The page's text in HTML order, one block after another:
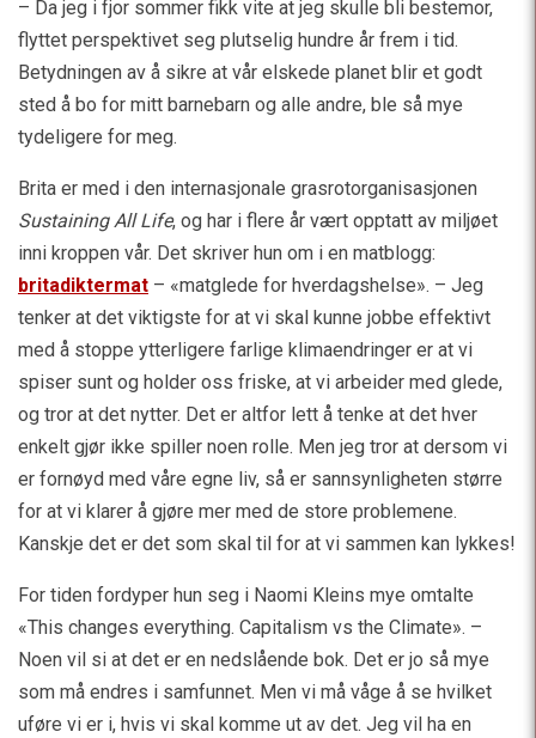
– Da jeg i fjor sommer fikk vite at jeg skulle bli bestemor,
flyttet perspektivet seg plutselig hundre år frem i tid.
Betydningen av å sikre at vår elskede planet blir et godt
sted å bo for mitt barnebarn og alle andre, ble så mye
tydeligere for meg.
Brita er med i den internasjonale grasrotorganisasjonen
Sustaining All Life, og har i flere år vært opptatt av miljøet
inni kroppen vår. Det skriver hun om i en matblogg:
britadiktermat – «matglede for hverdagshelse». – Jeg
tenker at det viktigste for at vi skal kunne jobbe effektivt
med å stoppe ytterligere farlige klimaendringer er at vi
spiser sunt og holder oss friske, at vi arbeider med glede,
og tror at det nytter. Det er altfor lett å tenke at det hver
enkelt gjør ikke spiller noen rolle. Men jeg tror at dersom vi
er fornøyd med våre egne liv, så er sannsynligheten større
for at vi klarer å gjøre mer med de store problemene.
Kanskje det er det som skal til for at vi sammen kan lykkes!
For tiden fordyper hun seg i Naomi Kleins mye omtalte
«This changes everything. Capitalism vs the Climate». –
Noen vil si at det er en nedslående bok. Det er jo så mye
som må endres i samfunnet. Men vi må våge å se hvilket
uføre vi er i, hvis vi skal komme ut av det. Jeg vil ha en